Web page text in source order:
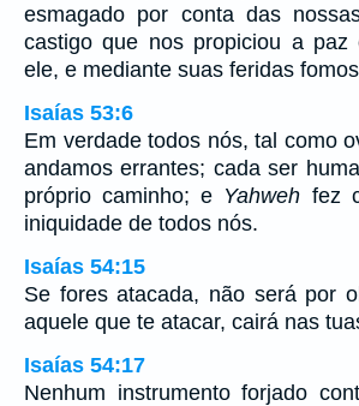
esmagado por conta das
castigo que nos propiciou a paz
ele, e mediante suas feridas
Isaías 53:6
Em verdade todos nós, tal como
andamos errantes; cada ser
próprio caminho; e Yahweh fez
iniquidade de todos nós.
Isaías 54:15
Se fores atacada, não será por
aquele que te atacar, cairá nas
Isaías 54:17
Nenhum instrumento forjado